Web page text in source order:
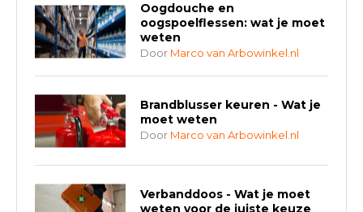
Oogdouche en
oogspoelflessen: wat je moet
weten
Door Marco van Arbowinkel.nl
Brandblusser keuren - Wat je
moet weten
Door Marco van Arbowinkel.nl
Verbanddoos - Wat je moet
weten voor de juiste keuze